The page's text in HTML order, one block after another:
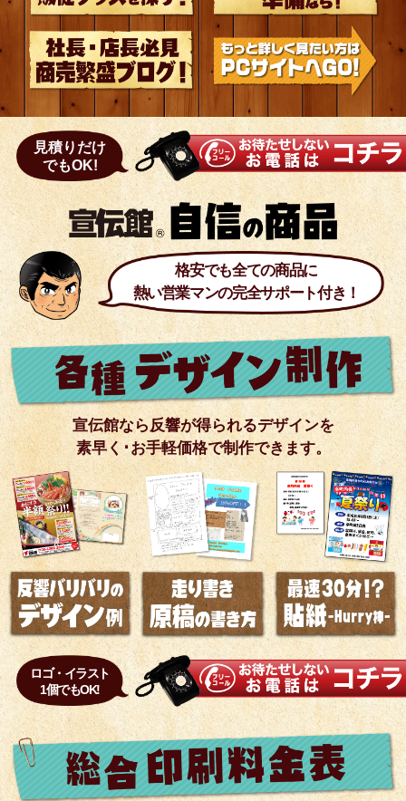
見積りだけ
でもOK!
格安でも全ての商品に
熱い営業マンの完全サポート付き！
宣伝館なら反響が得られるデザインを
素早く･お手軽価格で制作できます。
ロゴ・イラスト
1個でもOK!